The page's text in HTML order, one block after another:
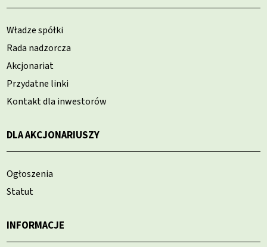
Władze spółki
Rada nadzorcza
Akcjonariat
Przydatne linki
Kontakt dla inwestorów
DLA AKCJONARIUSZY
Ogłoszenia
Statut
INFORMACJE